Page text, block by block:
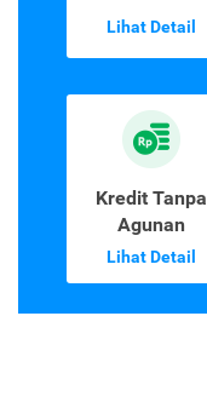
Lihat Detail
Kredit Tanpa
Agunan
Lihat Detail